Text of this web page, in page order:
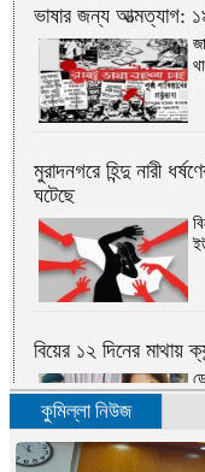
ভাষার জন্য আত্মত্যাগ:
মুরাদনগরে হিন্দু নারী
ঘটেছে
বিয়ের ১২ দিনের মাথায়
কুমিল্লা নিউজ